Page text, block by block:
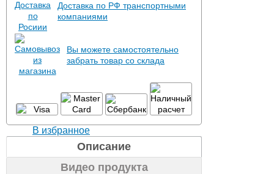
Доставка по РФ транспортными
компаниями
Вы можете самостоятельно
забрать товар со склада
В избранное
Описание
Видео продукта